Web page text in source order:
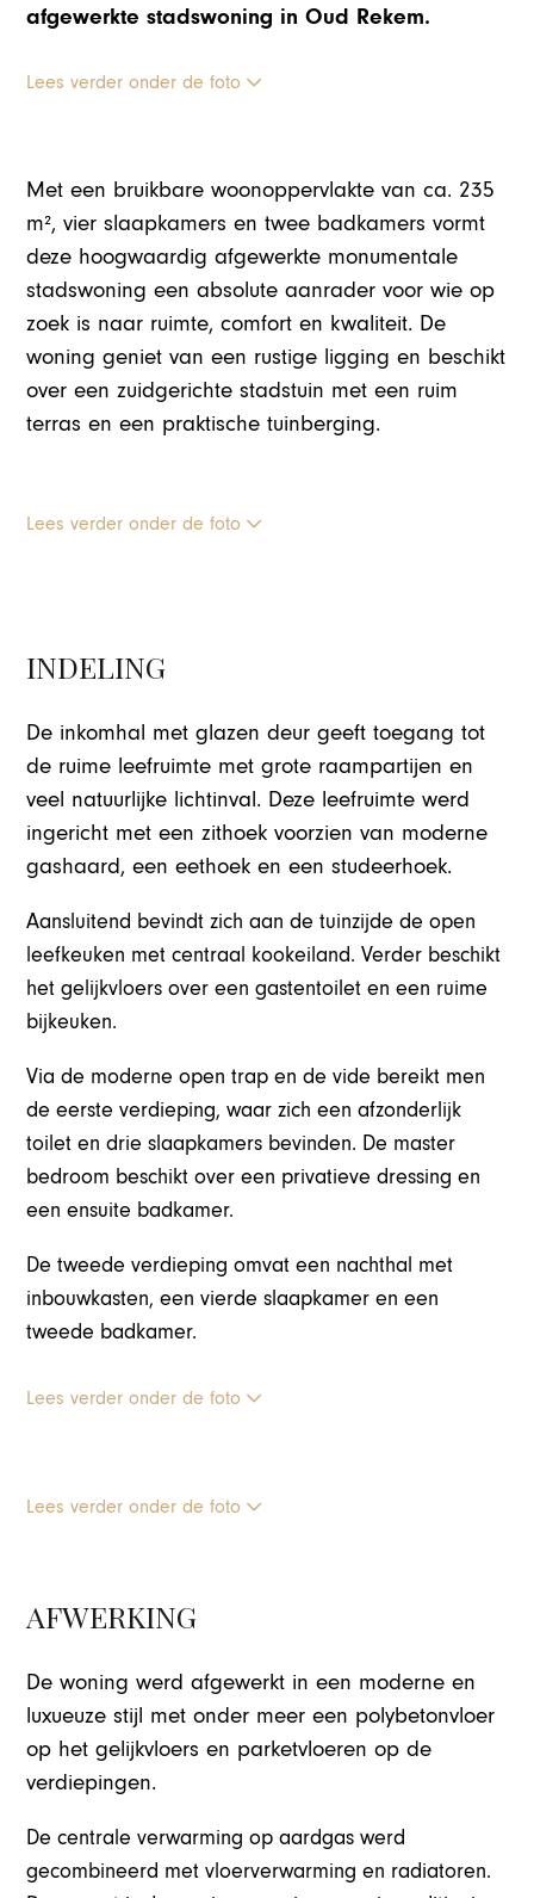
afgewerkte stadswoning in Oud Rekem.
Lees verder onder de foto
Met een bruikbare woonoppervlakte van ca. 235
m², vier slaapkamers en twee badkamers vormt
deze hoogwaardig afgewerkte monumentale
stadswoning een absolute aanrader voor wie op
zoek is naar ruimte, comfort en kwaliteit. De
woning geniet van een rustige ligging en beschikt
over een zuidgerichte stadstuin met een ruim
terras en een praktische tuinberging.
Lees verder onder de foto
INDELING
De inkomhal met glazen deur geeft toegang tot
de ruime leefruimte met grote raampartijen en
veel natuurlijke lichtinval. Deze leefruimte werd
ingericht met een zithoek voorzien van moderne
gashaard, een eethoek en een studeerhoek.
Aansluitend bevindt zich aan de tuinzijde de open
leefkeuken met centraal kookeiland. Verder beschikt
het gelijkvloers over een gastentoilet en een ruime
bijkeuken.
Via de moderne open trap en de vide bereikt men
de eerste verdieping, waar zich een afzonderlijk
toilet en drie slaapkamers bevinden. De master
bedroom beschikt over een privatieve dressing en
een ensuite badkamer.
De tweede verdieping omvat een nachthal met
inbouwkasten, een vierde slaapkamer en een
tweede badkamer.
Lees verder onder de foto
Lees verder onder de foto
AFWERKING
De woning werd afgewerkt in een moderne en
luxueuze stijl met onder meer een polybetonvloer
op het gelijkvloers en parketvloeren op de
verdiepingen.
De centrale verwarming op aardgas werd
gecombineerd met vloerverwarming en radiatoren.